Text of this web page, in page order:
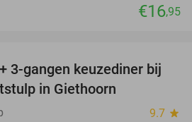
€16,95
41%
3-gangen keuzediner bij
in Giethoorn
9.7 star